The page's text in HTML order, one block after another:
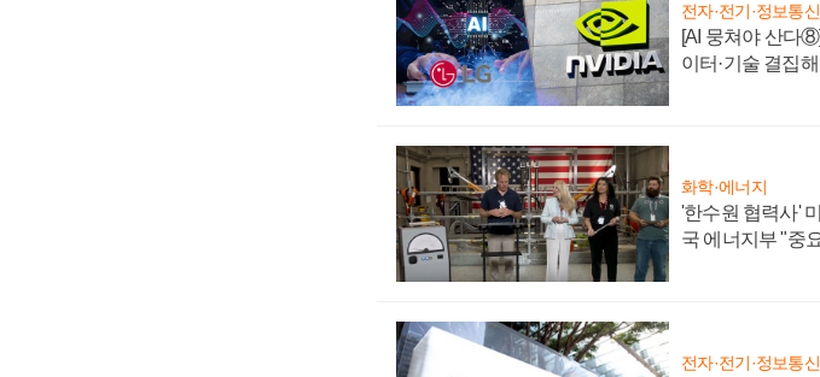
전자·전기·정보통신
[AI 뭉쳐야 산다
이터·기술 결집
화학·에너지
'한수원 협력사'
국 에너지부 "중
전자·전기·정보통신